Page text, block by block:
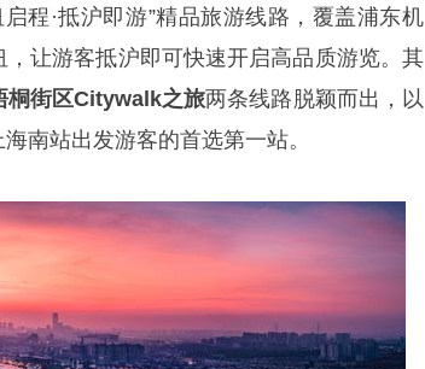
程·抵沪即游”精品旅游线路，覆盖浦东机
让游客抵沪即可快速开启高品质游览。其
桐街区Citywalk之旅两条线路脱颖而出，以
南站出发游客的首选第一站。